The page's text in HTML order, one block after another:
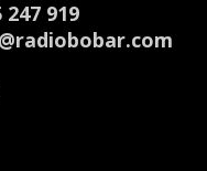
247 919